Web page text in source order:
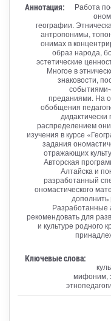
Аннотация:
Работа
географии.
антропонимы,
онимах в
образ народа,
эстетические
Многое в
знаковости,
преданиями. На
обобщения
распределением
изучения в курсе
задания
отражающих
Авторская
Алтайска и
разработанный
ономастического
дополнить
Разработанные
рекомендовать для
и культуре родного
Ключевые слова:
мифоним,